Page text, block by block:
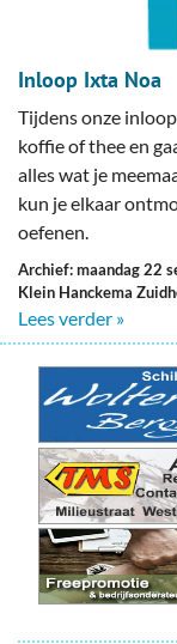
Inloop Ixta Noa
Tijdens onze
koffie of thee en
alles wat je
kun je elkaar
oefenen.
Archief: maandag 22
Klein Hanckema
Lees verder »